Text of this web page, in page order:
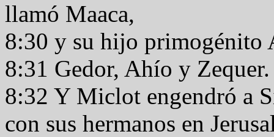
llamó Maaca,
8:30 y su hijo primogénito
8:31 Gedor, Ahío y
8:32 Y Miclot engendró a
con sus hermanos en